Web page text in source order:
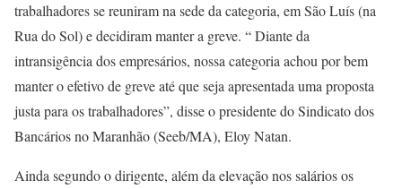
trabalhadores se reuniram na sede da categoria, em São Luís (na
Rua do Sol) e decidiram manter a greve. “ Diante da
intransigência dos empresários, nossa categoria achou por bem
manter o efetivo de greve até que seja apresentada uma proposta
justa para os trabalhadores”, disse o presidente do Sindicato dos
Bancários no Maranhão (Seeb/MA), Eloy Natan.
Ainda segundo o dirigente, além da elevação nos salários os